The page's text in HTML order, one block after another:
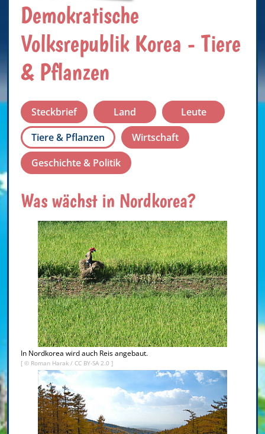
Demokratische
Volksrepublik Korea - Tiere
& Pflanzen
Steckbrief Land
Leute
Tiere & Pflanzen
Wirtschaft
Geschichte & Politik
Was wächst in Nordkorea?
In Nordkorea wird auch Reis angebaut.
[ © Roman Harak / CC BY-SA 2.0 ]